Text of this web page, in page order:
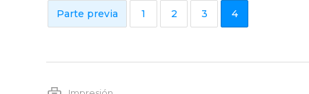
Parte previa 1 2 3 4